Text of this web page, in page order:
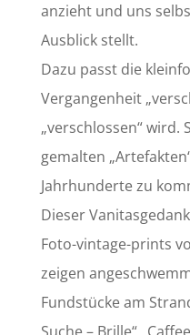
anzieht und uns
Ausblick stellt.
Dazu passt die
Vergangenheit
„verschlossen“ wird.
gemalten
Jahrhunderte zu
Dieser
Foto-vintage-prints
zeigen
Fundstücke am